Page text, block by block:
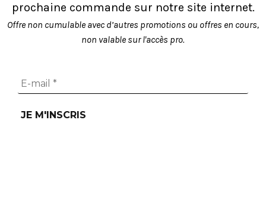
prochaine commande sur notre site internet.
Offre non cumulable avec d’autres promotions ou offres en cours,
non valable sur l'accès pro.